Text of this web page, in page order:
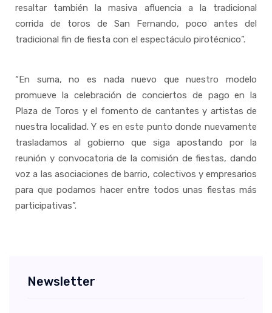
resaltar también la masiva afluencia a la tradicional
corrida de toros de San Fernando, poco antes del
tradicional fin de fiesta con el espectáculo pirotécnico”.
“En suma, no es nada nuevo que nuestro modelo
promueve la celebración de conciertos de pago en la
Plaza de Toros y el fomento de cantantes y artistas de
nuestra localidad. Y es en este punto donde nuevamente
trasladamos al gobierno que siga apostando por la
reunión y convocatoria de la comisión de fiestas, dando
voz a las asociaciones de barrio, colectivos y empresarios
para que podamos hacer entre todos unas fiestas más
participativas”.
Newsletter